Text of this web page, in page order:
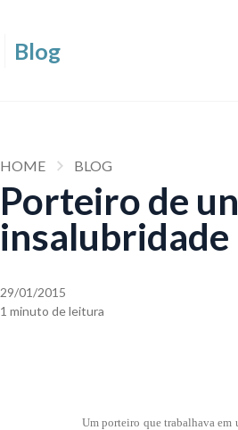
HOME BLOG
Porteiro de
29/01/2015
1 minuto de leitura
Um porteiro que trabalhava em